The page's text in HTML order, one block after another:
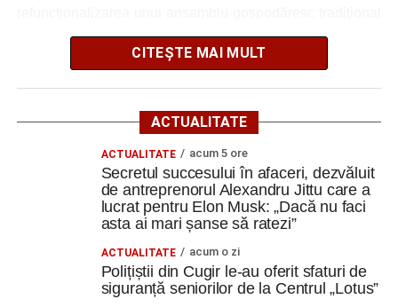
din localitatea Vinerea, care va deveni un centru destinat
activităților culturale, educaționale și expoziționale.
readusă la viață
Ansamblul este situat pe strada Principală nr. 172 din
Vinerea, pe un teren de aproximativ 1.975 de metri pătrați,
aflat în proprietatea administrației locale.
Complexul este alcătuit din patru corpuri de clădire – fosta
magazie de fierărie, casa memorială, șura și șoprul-atelier
– care păstrează caracteristicile unei gospodării
CITEȘTE MAI MULT
ACTUALITATE
ACTUALITATE acum 5 ore
Secretul succesului în afaceri, dezvăluit
de antreprenorul Alexandru Jittu care a
lucrat pentru Elon Musk: „Dacă nu faci
asta ai mari șanse să ratezi”
ACTUALITATE acum o zi
Polițiștii din Cugir le-au oferit sfaturi de
siguranță seniorilor de la Centrul „Lotus”